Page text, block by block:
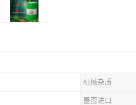
机械杂质
是否进口